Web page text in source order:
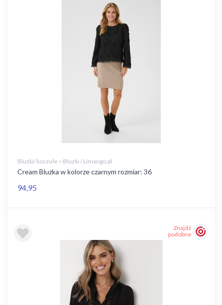
Bluzki/ koszule > Bluzki / Limango.pl
Cream Bluzka w kolorze czarnym rozmiar: 36
94,95
Znajdź
podobne